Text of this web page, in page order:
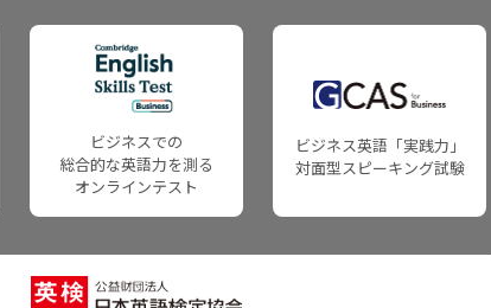
CSEスコア証明書
準と品質担保の仕組みについて
の審査基準
の質を確保するための方策
目安
5級スピーキングテスト
者の声
Can-doリスト
ータを受け取る
向け成績提供システム
成績ダウンロードシステム
・学習に関わるみなさまへ
情報Web
よくあるご質
Webお問い合
ビジネスでの
総合的な英語力を測る
オンラインテスト
ビジネス英語「実践力」
対面型スピーキング試験